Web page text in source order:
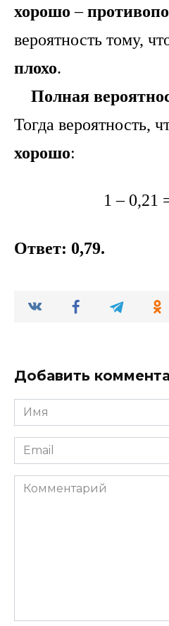
хорошо –
вероятность тому,
плохо.
Полная
Тогда вероятность,
хорошо:
1 – 0,21
Ответ: 0,79.
Добавить
Имя
*
Email
*
Комментарий